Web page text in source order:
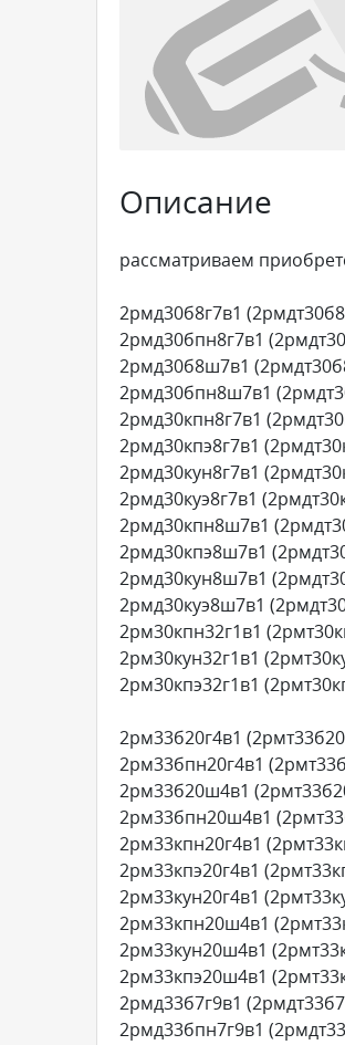
Описание
рассматриваем
2рмд30б8г7в1
2рмд30бпн8г7в1
2рмд30б8ш7в1
2рмд30бпн8ш7в1
2рмд30кпн8г7в1
2рмд30кпэ8г7в1
2рмд30кун8г7в1
2рмд30куэ8г7в1
2рмд30кпн8ш7в1
2рмд30кпэ8ш7в1
2рмд30кун8ш7в1
2рмд30куэ8ш7в1
2рм30кпн32г1в1
2рм30кун32г1в1
2рм30кпэ32г1в1
2рм33б20г4в1
2рм33бпн20г4в1
2рм33б20ш4в1
2рм33бпн20ш4в1
2рм33кпн20г4в1
2рм33кпэ20г4в1
2рм33кун20г4в1
2рм33кпн20ш4в1
2рм33кун20ш4в1
2рм33кпэ20ш4в1
2рмд33б7г9в1
2рмд33бпн7г9в1